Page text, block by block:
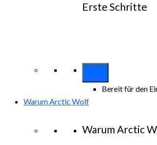
Erste Schritte
Bereit für den
Warum Arctic Wolf
Warum Arctic